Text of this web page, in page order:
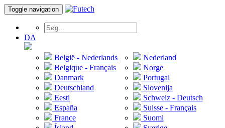
Toggle navigation
DA
België - Nederlands
Belgique - Français
Danmark
Deutschland
Eesti
España
France
Nederland
Norge
Portugal
Slovenija
Schweiz - Deutsch
Suisse - Français
Suomi